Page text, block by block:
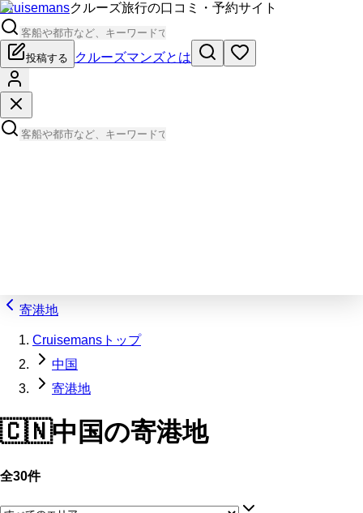
Cruisemansクルーズ旅行の口コミ・予約サイト
投稿する クルーズマンズとは
寄港地
Cruisemansトップ
中国
寄港地
🇨🇳中国の寄港地
全30件